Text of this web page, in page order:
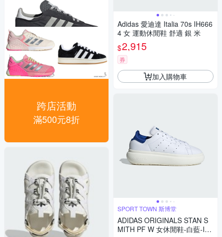
跨店活動
滿500元8折
Adidas 愛迪達 Italia 70s IH666
4 女 運動休閒鞋 舒適 銀 米
$2,915
券
加入購物車
SPORT TOWN 斯博堂
ADIDAS ORIGINALS STAN S
MITH PF W 女休閒鞋-白藍-IE0